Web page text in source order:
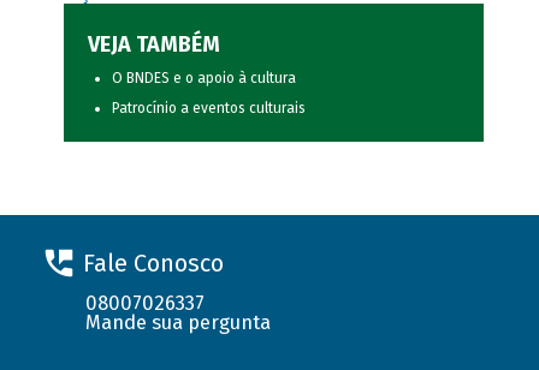
VEJA TAMBÉM
O BNDES e o apoio à cultura
Patrocínio a eventos culturais
Fale Conosco
08007026337
Mande sua pergunta